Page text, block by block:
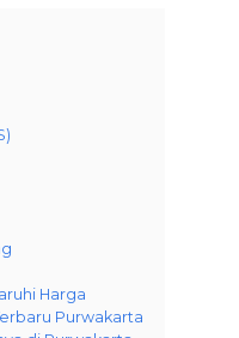
Harga
Purwakarta